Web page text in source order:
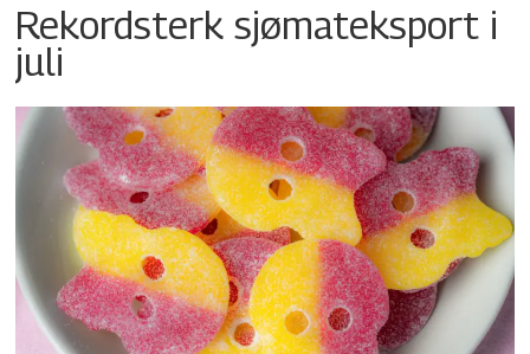
Rekordsterk sjømateksport i
juli